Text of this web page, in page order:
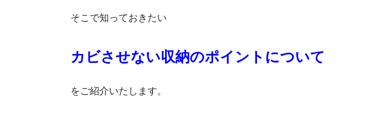
そこで知っておきたい
カビさせない収納のポイントについて
をご紹介いたします。